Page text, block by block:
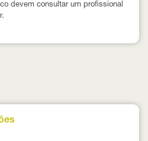
devem consultar um profissional